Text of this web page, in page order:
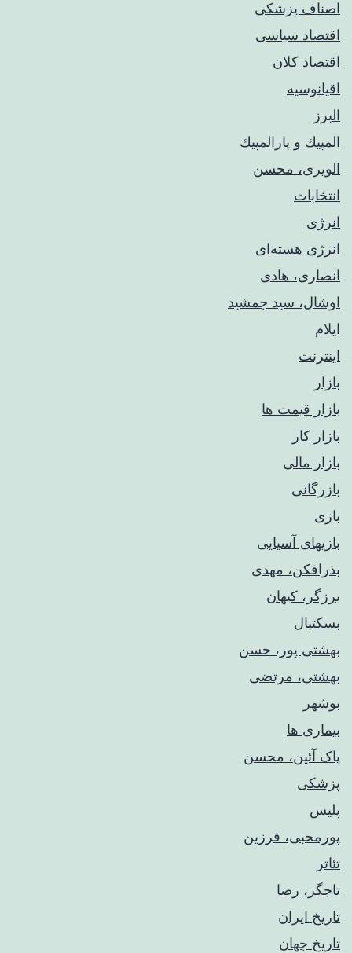
اصناف پزشکی
اقتصاد سیاسی
اقتصاد کلان
اقیانوسیه
البرز
المپيك و پارالمپيك
الویری، محسن
انتخابات
انرژی
انرژی هسته‌ای
انصاری، هادی
اوشال، سید جمشید
ایلام
اینترنت
بازار
بازار قیمت ها
بازار کار
بازار مالی
بازرگانی
بازی
بازیهای آسیایی
بذرافکن، مهدی
برزگر، کیهان
بسکتبال
بهشتی پور، حسن
بهشتی، مرتضی
بوشهر
بیماری ها
پاک آئین، محسن
پزشکی
پلیس
پورمحبی، فرزین
تئاتر
تاجگر، رضا
تاریخ ایران
تاریخ جهان